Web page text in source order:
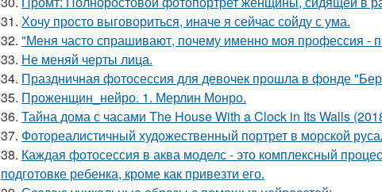
31. Хочу просто выговориться, иначе я сейчас сойду с ума.
32. "Меня часто спрашивают, почему именно моя профессия -
33. Не меняй черты лица.
34. Праздничная фотосессия для девочек прошла в фонде
35. Проженщин_нейро. 1. Мерлин Монро.
36. Тайна дома с часами The House With a Clock in Its Walls
37. Фотореалистичный художественный портрет в морской
38. Каждая фотосессия в аква моделс - это комплексный
подготовке ребенка, кроме как привезти его.